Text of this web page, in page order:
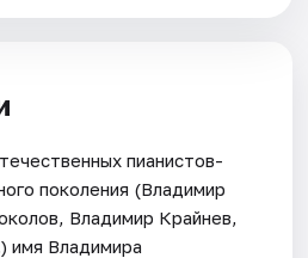
пианистов-
поколения (Владимир
Владимир Крайнев,
имя Владимира